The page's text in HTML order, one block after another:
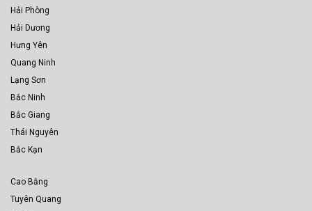
Hải Phòng
Hải Dương
Hưng Yên
Quang Ninh
Lạng Sơn
Bắc Ninh
Bắc Giang
Thái Nguyên
Bắc Kạn
Cao Bằng
Tuyên Quang